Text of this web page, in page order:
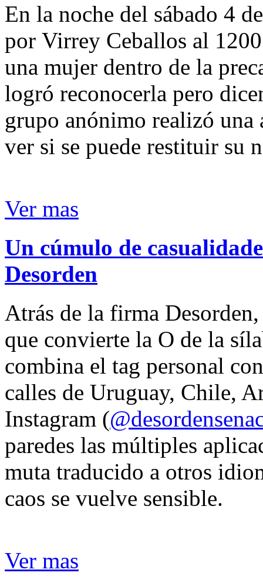
En la noche del sábado 4
por Virrey Ceballos al
una mujer dentro de la
logró reconocerla pero
grupo anónimo realizó
ver si se puede restituir su
Ver mas
Un cúmulo de
Desorden
Atrás de la firma
que convierte la O de la
combina el tag personal
calles de Uruguay, Chile,
Instagram (
paredes las múltiples
muta traducido a otros
caos se vuelve sensible.
Ver mas